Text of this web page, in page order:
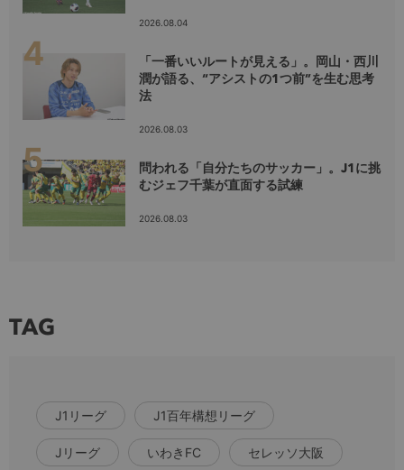
2026.08.04
「一番いいルートが見える」。岡山・西川
潤が語る、“アシストの1つ前”を生む思考
法
2026.08.03
問われる「自分たちのサッカー」。J1に挑
むジェフ千葉が直面する試練
2026.08.03
TAG
J1リーグ J1百年構想リーグ
Jリーグ いわきFC セレッソ大阪